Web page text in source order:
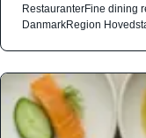
RestauranterFine dining
DanmarkRegion